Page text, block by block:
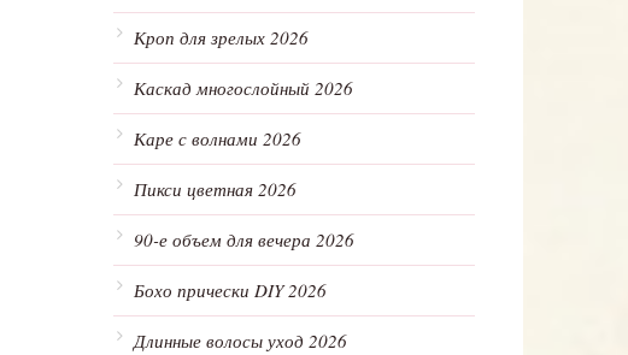
Кроп для зрелых 2026
Каскад многослойный 2026
Каре с волнами 2026
Пикси цветная 2026
90-е объем для вечера 2026
Бохо прически DIY 2026
Длинные волосы уход 2026